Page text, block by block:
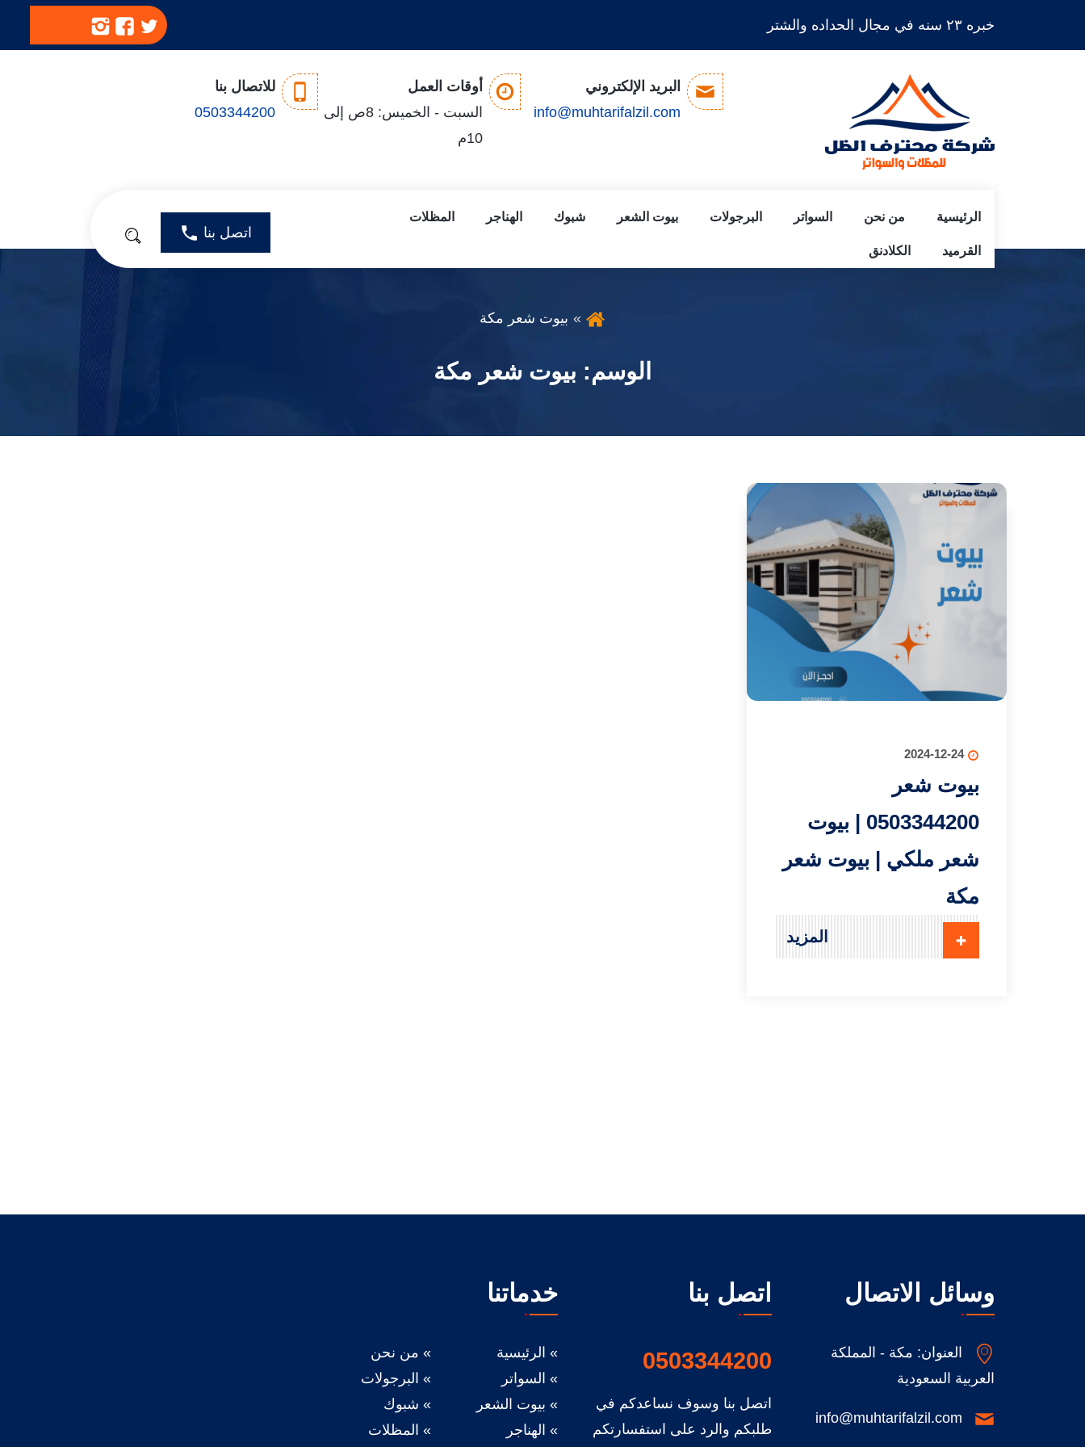
خبره ٢٣ سنه في مجال الحداده والشتر
تابعنا
على
تابعنا
علىعلى
البريد الإلكتروني
info@muhtarifalzil.com
أوقات العمل
السبت - الخميس: 8ص إلى
10م
للاتصال بنا
0503344200
الرئيسية من نحن السواتر البرجولات بيوت الشعر شبوك الهناجر المظلات
القرميد الكلادنق
اتصل بنا
بيوت شعر مكة
الوسم: بيوت شعر مكة
2024-12-24
بيوت شعر
0503344200 | بيوت
شعر ملكي | بيوت شعر
مكة
المزيد
وسائل الاتصال
العنوان: مكة - المملكة
العربية السعودية
info@muhtarifalzil.com
اتصل بنا
0503344200
اتصل بنا وسوف نساعدكم في
طلبكم والرد على استفسارتكم
خدماتنا
الرئيسية
من نحن
السواتر
البرجولات
بيوت الشعر
شبوك
الهناجر
المظلات